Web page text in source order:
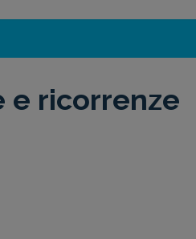
e ricorrenze